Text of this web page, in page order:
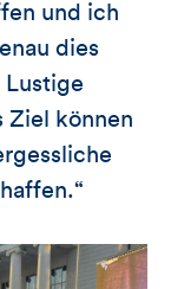
und ich
dies
Ziel können